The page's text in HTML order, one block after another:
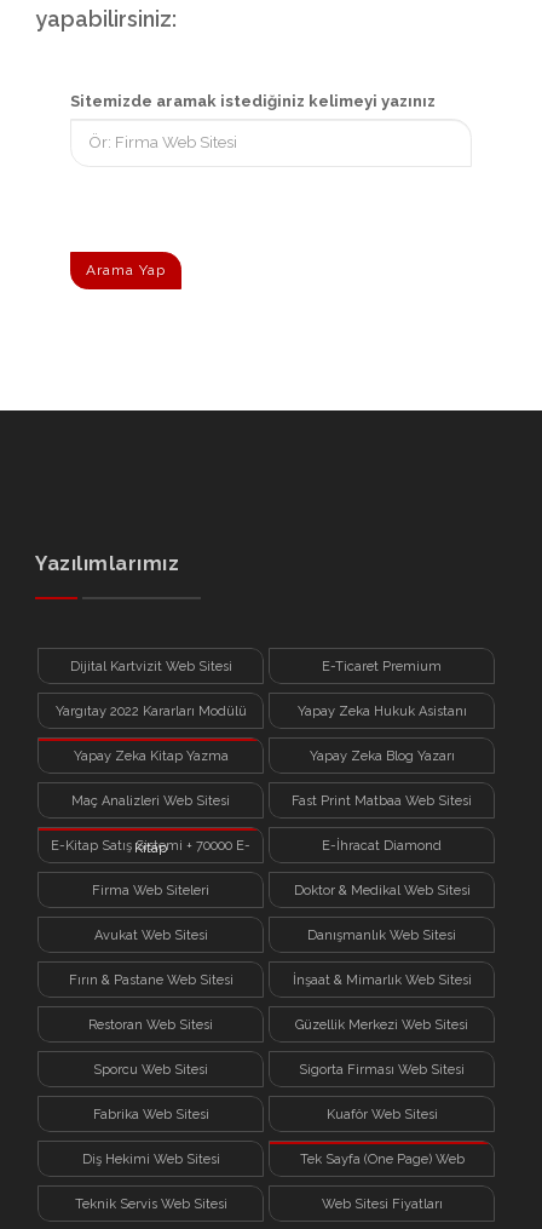
yapabilirsiniz:
Sitemizde aramak istediğiniz kelimeyi yazınız
Arama Yap
Yazılımlarımız
Dijital Kartvizit Web Sitesi E-Ticaret Premium
Yargıtay 2022 Kararları Modülü Yapay Zeka Hukuk Asistanı
Yapay Zeka Kitap Yazma
Sistemi
Yapay Zeka Blog Yazarı
Maç Analizleri Web Sitesi Fast Print Matbaa Web Sitesi
E-Kitap Satış Sistemi + 70000 E-
Kitap
E-İhracat Diamond
Firma Web Siteleri Doktor & Medikal Web Sitesi
Avukat Web Sitesi Danışmanlık Web Sitesi
Fırın & Pastane Web Sitesi İnşaat & Mimarlık Web Sitesi
Restoran Web Sitesi Güzellik Merkezi Web Sitesi
Sporcu Web Sitesi Sigorta Firması Web Sitesi
Fabrika Web Sitesi Kuaför Web Sitesi
Diş Hekimi Web Sitesi Tek Sayfa (One Page) Web
Sitesi
Teknik Servis Web Sitesi Web Sitesi Fiyatları